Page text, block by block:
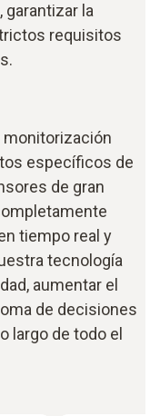
garantizar la
requisitos
específicos de
de gran
tiempo real y
tecnología
aumentar el
de decisiones
largo de todo el